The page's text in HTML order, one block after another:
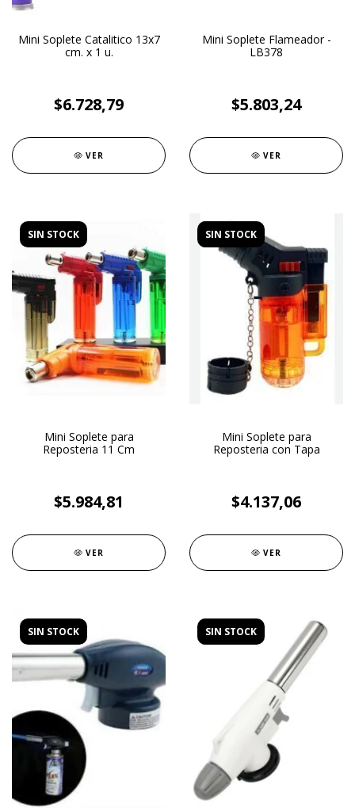
Mini Soplete Catalitico 13x7
cm. x 1 u.
$6.728,79
VER
Mini Soplete Flameador -
LB378
$5.803,24
VER
SIN STOCK
Mini Soplete para
Reposteria 11 Cm
$5.984,81
VER
SIN STOCK
Mini Soplete para
Reposteria con Tapa
$4.137,06
VER
SIN STOCK SIN STOCK